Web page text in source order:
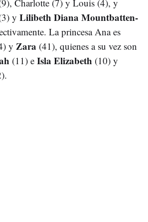
Charlotte (7) y Louis (4), y
y Lilibeth Diana Mountbatten-
La princesa Ana es
y Zara (41), quienes a su vez son
(11) e Isla Elizabeth (10) y